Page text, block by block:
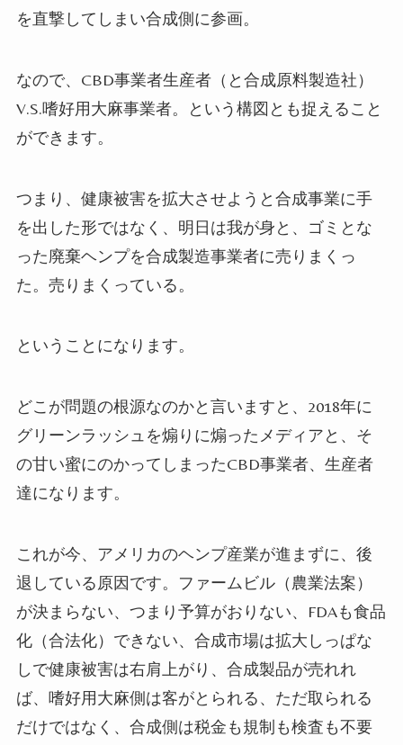
を直撃してしまい合成側に参画。
なので、CBD事業者生産者（と合成原料製造社）
V.S.嗜好用大麻事業者。という構図とも捉えること
ができます。
つまり、健康被害を拡大させようと合成事業に手
を出した形ではなく、明日は我が身と、ゴミとな
った廃棄ヘンプを合成製造事業者に売りまくっ
た。売りまくっている。
ということになります。
どこが問題の根源なのかと言いますと、2018年に
グリーンラッシュを煽りに煽ったメディアと、そ
の甘い蜜にのかってしまったCBD事業者、生産者
達になります。
これが今、アメリカのヘンプ産業が進まずに、後
退している原因です。ファームビル（農業法案）
が決まらない、つまり予算がおりない、FDAも食品
化（合法化）できない、合成市場は拡大しっぱな
しで健康被害は右肩上がり、合成製品が売れれ
ば、嗜好用大麻側は客がとられる、ただ取られる
だけではなく、合成側は税金も規制も検査も不要